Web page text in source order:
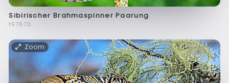
Sibirischer Brahmaspinner Paarung
f57673
Zoom